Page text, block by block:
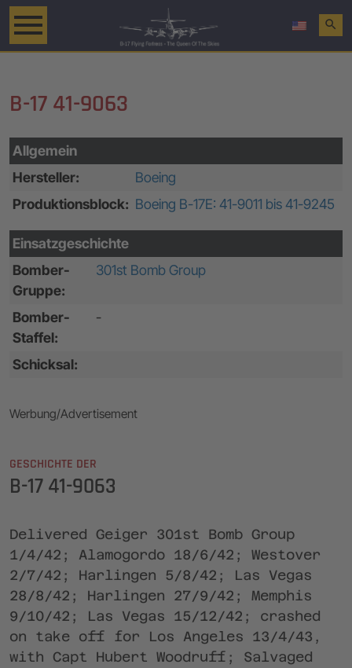
search
B-17 41-9063
Allgemein
Hersteller:
Boeing
Produktionsblock: Boeing B-17E: 41-9011 bis 41-9245
Einsatzgeschichte
Bomber-
Gruppe:
301st Bomb Group
Bomber-
Staffel:
-
Schicksal:
Werbung/Advertisement
GESCHICHTE DER
B-17 41-9063
Delivered Geiger 301st Bomb Group
1/4/42; Alamogordo 18/6/42; Westover
2/7/42; Harlingen 5/8/42; Las Vegas
28/8/42; Harlingen 27/9/42; Memphis
9/10/42; Las Vegas 15/12/42; crashed
on take off for Los Angeles 13/4/43,
with Capt Hubert Woodruff; Salvaged